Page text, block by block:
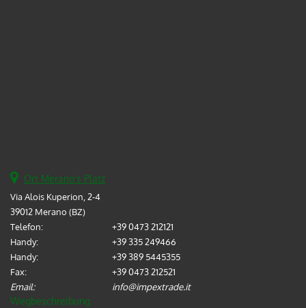
Ort Merano's Platz
Via Alois Kuperion, 2-4
39012 Merano (BZ)
Telefon:
+39 0473 212121
Handy:
+39 335 249466
Handy:
+39 389 5445355
Fax:
+39 0473 212521
Email:
info@impextrade.it
Wegbeschreibung